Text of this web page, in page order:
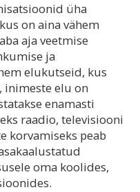
üha
on aina vähem
aja veetmise
ja
elukutseid, kus
inimeste elu on
enamasti
raadio, televisiooni
korvamiseks peab
oma koolides,